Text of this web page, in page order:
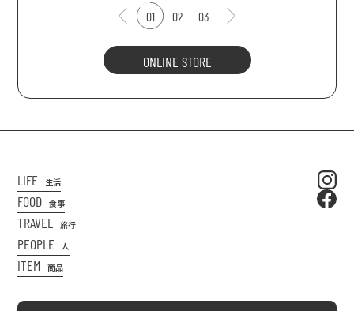
01 02 03
ONLINE STORE
LIFE 生活
FOOD 食事
TRAVEL 旅行
PEOPLE 人
ITEM 商品